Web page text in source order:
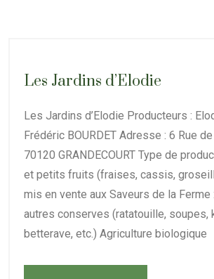
Les Jardins d’Elodie
Les Jardins d’Elodie Producteurs :
Frédéric BOURDET Adresse : 6 Rue
70120 GRANDECOURT Type de
et petits fruits (fraises, cassis,
mis en vente aux Saveurs de la
autres conserves (ratatouille, soupes,
betterave, etc.) Agriculture biologique